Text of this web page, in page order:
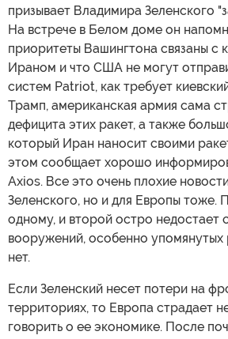
призывает Владимира Зеленского
На встрече в Белом доме он
приоритеты Вашингтона связаны с
Ираном и что США не могут
систем Patriot, как требует
Трамп, американская армия сама
дефицита этих ракет, а также
который Иран наносит своими
этом сообщает хорошо
Axios. Все это очень плохие
Зеленского, но и для Европы тоже.
одному, и второй остро недостает
вооружений, особенно упомянутых
нет.
Если Зеленский несет потери на
территориях, то Европа страдает
говорить о ее экономике. После